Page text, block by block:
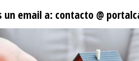
un email a: contacto @